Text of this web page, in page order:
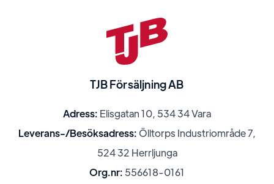
TJB Försäljning AB
Adress: Elisgatan 10, 534 34 Vara
Leverans-/Besöksadress: Ölltorps Industriområde 7,
524 32 Herrljunga
Org.nr: 556618-0161